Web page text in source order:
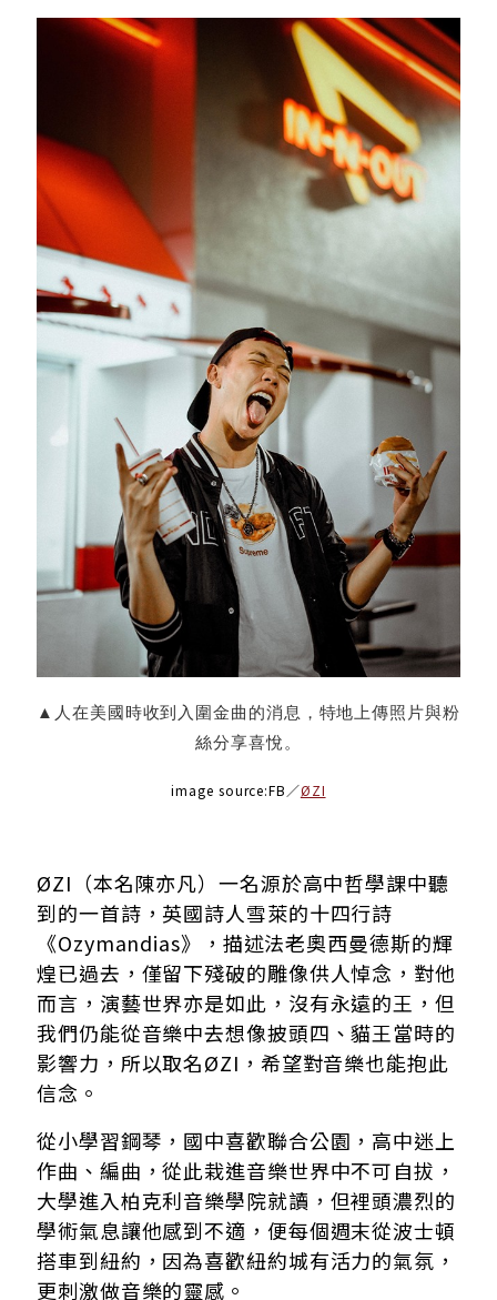
▲人在美國時收到入圍金曲的消息，特地上傳照片與粉
絲分享喜悅。
image source:FB／ØZI
ØZI（本名陳亦凡）一名源於高中哲學課中聽
到的一首詩，英國詩人雪萊的十四行詩
《Ozymandias》，描述法老奧西曼德斯的輝
煌已過去，僅留下殘破的雕像供人悼念，對他
而言，演藝世界亦是如此，沒有永遠的王，但
我們仍能從音樂中去想像披頭四、貓王當時的
影響力，所以取名ØZI，希望對音樂也能抱此
信念。
從小學習鋼琴，國中喜歡聯合公園，高中迷上
作曲、編曲，從此栽進音樂世界中不可自拔，
大學進入柏克利音樂學院就讀，但裡頭濃烈的
學術氣息讓他感到不適，便每個週末從波士頓
搭車到紐約，因為喜歡紐約城有活力的氣氛，
更刺激做音樂的靈感。